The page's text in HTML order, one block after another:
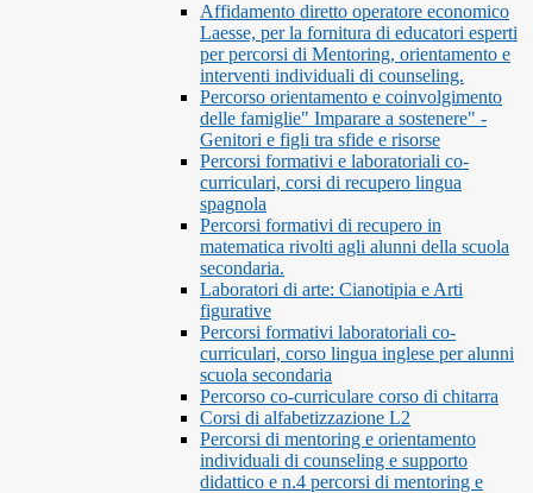
Affidamento diretto operatore economico
Laesse, per la fornitura di educatori esperti
per percorsi di Mentoring, orientamento e
interventi individuali di counseling.
Percorso orientamento e coinvolgimento
delle famiglie" Imparare a sostenere" -
Genitori e figli tra sfide e risorse
Percorsi formativi e laboratoriali co-
curriculari, corsi di recupero lingua
spagnola
Percorsi formativi di recupero in
matematica rivolti agli alunni della scuola
secondaria.
Laboratori di arte: Cianotipia e Arti
figurative
Percorsi formativi laboratoriali co-
curriculari, corso lingua inglese per alunni
scuola secondaria
Percorso co-curriculare corso di chitarra
Corsi di alfabetizzazione L2
Percorsi di mentoring e orientamento
individuali di counseling e supporto
didattico e n.4 percorsi di mentoring e